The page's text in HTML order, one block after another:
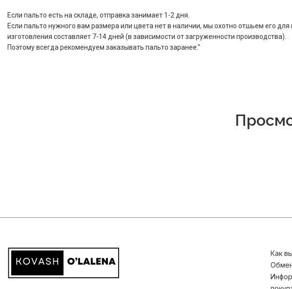
Если пальто есть на складе, отправка занимает 1-2 дня.
Если пальто нужного вам размера или цвета нет в наличии, мы охотно отшьем его для
изготовления составляет 7-14 дней (в зависимости от загруженности производства).
Поэтому всегда рекомендуем заказывать пальто заранее."
Как